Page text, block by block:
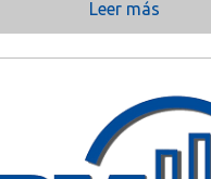
Leer más